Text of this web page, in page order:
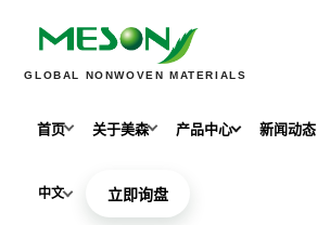
GLOBAL NONWOVEN MATERIALS
首页 关于美森 产品中心 新闻动态
中文 立即询盘